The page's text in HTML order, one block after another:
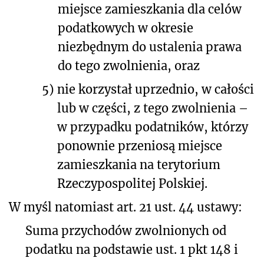
miejsce zamieszkania dla celów
podatkowych w okresie
niezbędnym do ustalenia prawa
do tego zwolnienia, oraz
5) nie korzystał uprzednio, w całości
lub w części, z tego zwolnienia –
w przypadku podatników, którzy
ponownie przeniosą miejsce
zamieszkania na terytorium
Rzeczypospolitej Polskiej.
W myśl natomiast art. 21 ust. 44 ustawy:
Suma przychodów zwolnionych od
podatku na podstawie ust. 1 pkt 148 i